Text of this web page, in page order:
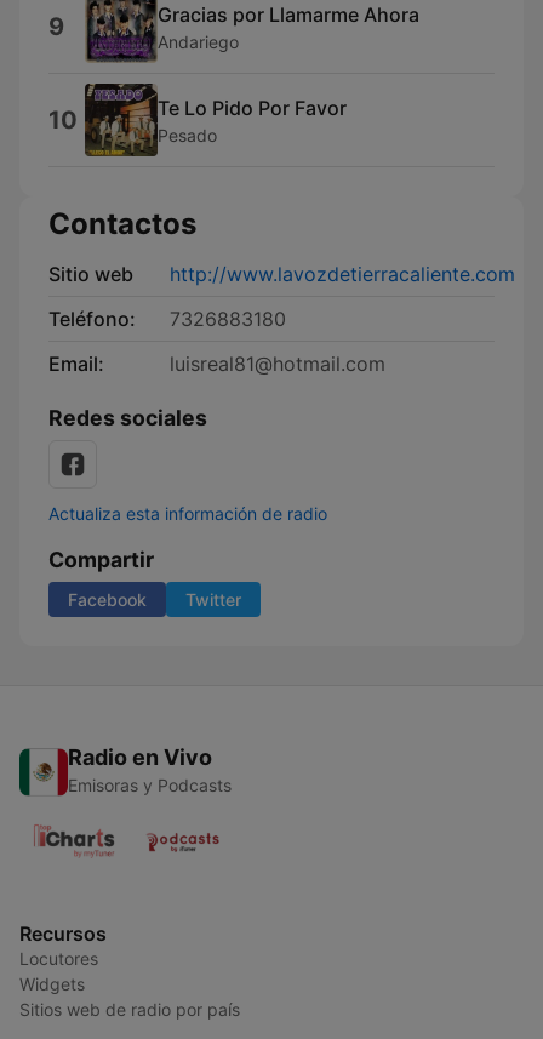
9 Gracias por Llamarme Ahora
Andariego
10 Te Lo Pido Por Favor
Pesado
Contactos
Sitio web
http://www.lavozdetierracaliente.com
Teléfono:
7326883180
Email:
luisreal81@hotmail.com
Redes sociales
Actualiza esta información de radio
Compartir
Facebook Twitter
Radio en Vivo
Emisoras y Podcasts
Recursos
Locutores
Widgets
Sitios web de radio por país